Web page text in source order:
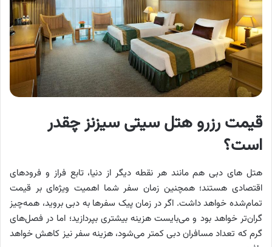
قیمت رزرو هتل سیتی سیزنز چقدر
است؟
هتل های دبی هم مانند هر نقطه دیگر از دنیا، تابع فراز و فرودهای
اقتصادی هستند؛ همچنین زمان سفر شما اهمیت ویژه‌ای بر قیمت
تمام‌شده خواهد داشت. اگر در زمان پیک سفرها به دبی بروید، همه‌چیز
گران‌تر خواهد بود و می‌بایست هزینه بیشتری بپردازید؛ اما در فصل‌های
گرم که تعداد مسافران دبی کمتر می‌شود، هزینه سفر نیز کاهش خواهد